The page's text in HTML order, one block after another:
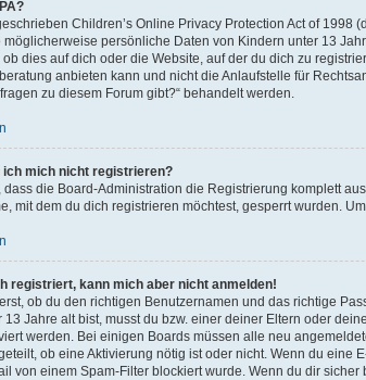
Children’s Online Privacy Protection Act of
möglicherweise persönliche Daten von Kindern unter 13
dies auf dich oder die Website, auf der du dich zu
anbieten kann und nicht die Anlaufstelle für
zu diesem Forum gibt?“ behandelt werden.
ich mich nicht registrieren?
dass die Board-Administration die Registrierung komplett
mit dem du dich registrieren möchtest, gesperrt wurden.
registriert, kann mich aber nicht anmelden!
ob du den richtigen Benutzernamen und das richtige
13 Jahre alt bist, musst du bzw. einer deiner Eltern oder
werden. Bei einigen Boards müssen alle neu
ob eine Aktivierung nötig ist oder nicht. Wenn du
von einem Spam-Filter blockiert wurde. Wenn du dir